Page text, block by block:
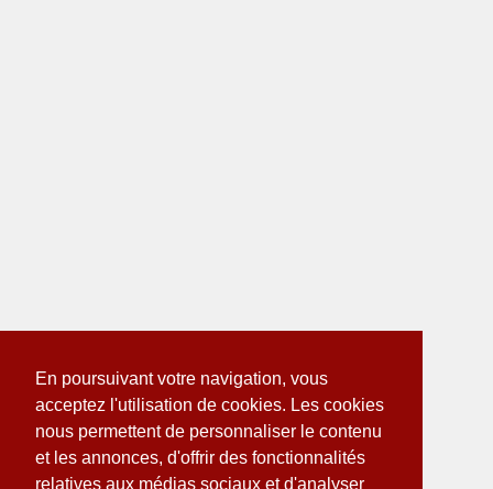
En poursuivant votre navigation, vous
acceptez l'utilisation de cookies. Les cookies
nous permettent de personnaliser le contenu
et les annonces, d'offrir des fonctionnalités
relatives aux médias sociaux et d'analyser